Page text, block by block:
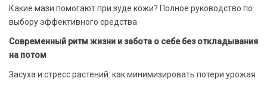
Какие мази помогают при зуде кожи? Полное руководство по
выбору эффективного средства
Современный ритм жизни и забота о себе без откладывания
на потом
Засуха и стресс растений: как минимизировать потери урожая